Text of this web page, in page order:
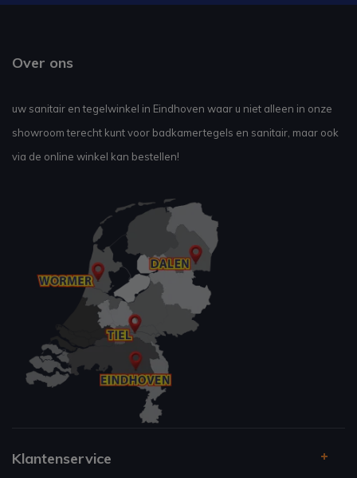
Over ons
uw sanitair en tegelwinkel in Eindhoven waar u niet alleen in onze
showroom terecht kunt voor badkamertegels en sanitair, maar ook
via de online winkel kan bestellen!
Klantenservice